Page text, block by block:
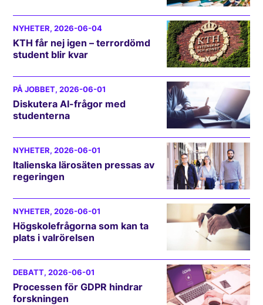
NYHETER, 2026-06-04
KTH får nej igen – terrordömd
student blir kvar
PÅ JOBBET, 2026-06-01
Diskutera AI-frågor med
studenterna
NYHETER, 2026-06-01
Italienska lärosäten pressas av
regeringen
NYHETER, 2026-06-01
Högskolefrågorna som kan ta
plats i valrörelsen
DEBATT, 2026-06-01
Processen för GDPR hindrar
forskningen